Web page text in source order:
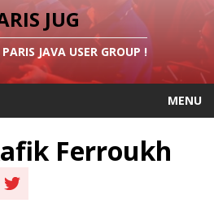
JUG
JAVA USER GROUP !
MENU
Ferroukh